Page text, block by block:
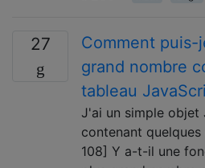
27
Comment
grand nombre
tableau
J'ai un simple objet
contenant
108] Y a-t-il une